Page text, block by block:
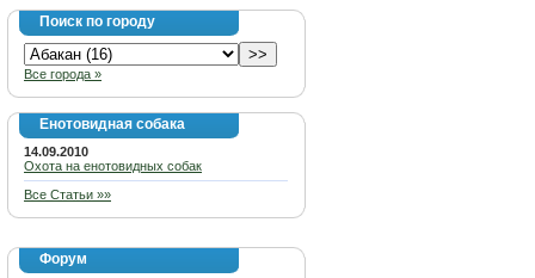
Поиск по городу
Все города »
Енотовидная собака
14.09.2010
Охота на енотовидных собак
Все Статьи »»
Форум